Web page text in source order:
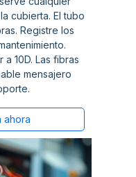
cubierta. El tubo
Registre los
10D. Las fibras
mensajero
ahora